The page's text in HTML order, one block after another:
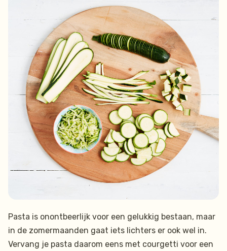
Pasta is onontbeerlijk voor een gelukkig bestaan, maar
in de zomermaanden gaat iets lichters er ook wel in.
Vervang je pasta daarom eens met courgetti voor een